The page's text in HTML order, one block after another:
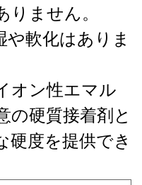
ません。
軟化はありま
オン性エマル
の硬質接着剤と
硬度を提供でき